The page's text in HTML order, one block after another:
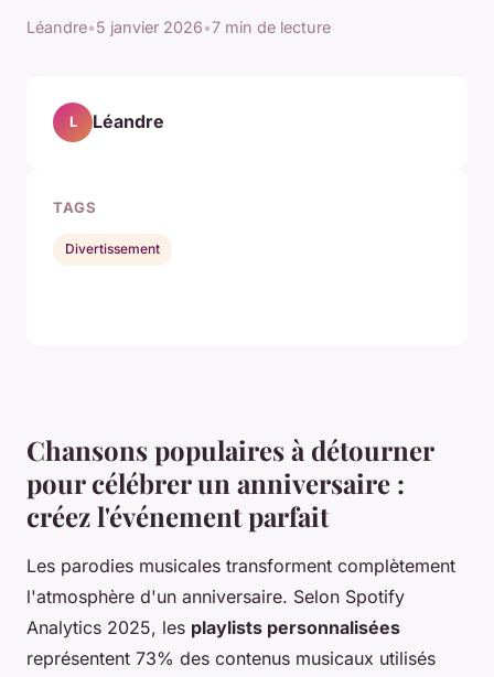
Léandre•5 janvier 2026•7 min de lecture
Chansons populaires à détourner
pour célébrer un anniversaire :
créez l'événement parfait
Les parodies musicales transforment complètement
l'atmosphère d'un anniversaire. Selon Spotify
Analytics 2025, les playlists personnalisées
représentent 73% des contenus musicaux utilisés
L Léandre
TAGS
Divertissement